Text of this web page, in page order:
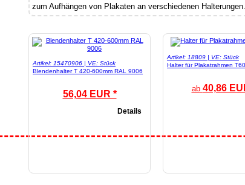
zum Aufhängen von Plakaten an verschiedenen
Artikel: 15470906 | VE: Stück
Blendenhalter T 420-600mm RAL 9006
56,04 EUR *
Details
Artikel: 18809 | VE: Stück
Halter für Plakatrahmen
ab 40,86